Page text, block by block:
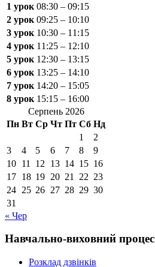
1 урок 08:30 – 09:15
2 урок 09:25 – 10:10
3 урок 10:30 – 11:15
4 урок 11:25 – 12:10
5 урок 12:30 – 13:15
6 урок 13:25 – 14:10
7 урок 14:20 – 15:05
8 урок 15:15 – 16:00
Серпень 2026
Пн Вт Ср Чт Пт Сб Нд
1
2
3
4 5 6 7 8
9
10 11 12 13 14 15 16
17 18 19 20 21 22 23
24 25 26 27 28 29 30
31
« Чер
Навчально-виховний процес
Розклад дзвінків